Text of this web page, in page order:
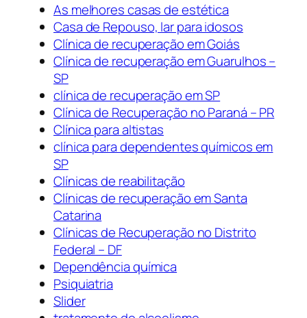
As melhores casas de estética
Casa de Repouso, lar para idosos
Clínica de recuperação em Goiás
Clínica de recuperação em Guarulhos –
SP
clínica de recuperação em SP
Clínica de Recuperação no Paraná – PR
Clínica para altistas
clínica para dependentes químicos em
SP
Clínicas de reabilitação
Clínicas de recuperação em Santa
Catarina
Clínicas de Recuperação no Distrito
Federal – DF
Dependência química
Psiquiatria
Slider